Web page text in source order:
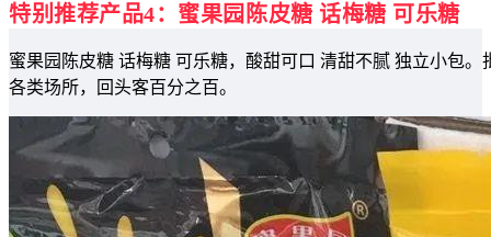
特别推荐产品4：蜜果园陈皮糖 话梅糖 可乐糖
蜜果园陈皮糖 话梅糖 可乐糖，酸甜可口 清甜不腻 独立小包
各类场所，回头客百分之百。